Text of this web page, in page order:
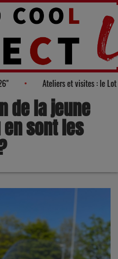
de la politique 2026"
de la jeune
en sont les